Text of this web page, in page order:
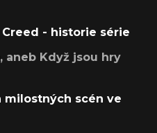
Creed - historie série
aneb Když jsou hry
milostných scén ve